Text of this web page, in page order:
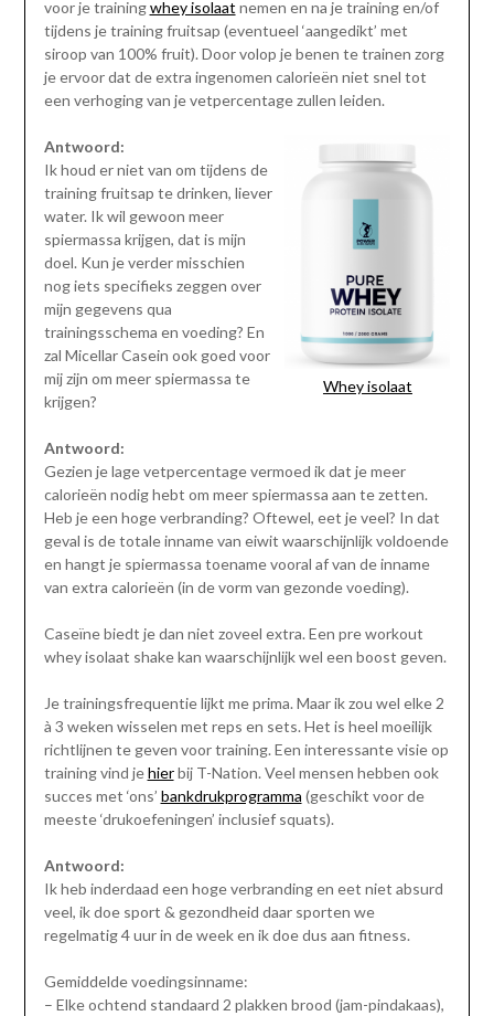
voor je trainingwhey isolaat nemen en na je training en/of
tijdens je training fruitsap (eventueel ‘aangedikt’ met
siroop van 100% fruit). Door volop je benen te trainen zorg
je ervoor dat de extra ingenomen calorieën niet snel tot
een verhoging van je vetpercentage zullen leiden.
Whey isolaat
Antwoord:
Ik houd er niet van om tijdens de
training fruitsap te drinken, liever
water. Ik wil gewoon meer
spiermassa krijgen, dat is mijn
doel. Kun je verder misschien
nog iets specifieks zeggen over
mijn gegevens qua
trainingsschema en voeding? En
zal Micellar Casein ook goed voor
mij zijn om meer spiermassa te
krijgen?
Antwoord:
Gezien je lage vetpercentage vermoed ik dat je meer
calorieën nodig hebt om meer spiermassa aan te zetten.
Heb je een hoge verbranding? Oftewel, eet je veel? In dat
geval is de totale inname van eiwit waarschijnlijk voldoende
en hangt je spiermassa toename vooral af van de inname
van extra calorieën (in de vorm van gezonde voeding).
Caseïne biedt je dan niet zoveel extra. Een pre workout
whey isolaat shake kan waarschijnlijk wel een boost geven.
Je trainingsfrequentie lijkt me prima. Maar ik zou wel elke 2
à 3 weken wisselen met reps en sets. Het is heel moeilijk
richtlijnen te geven voor training. Een interessante visie op
training vind jehierbij T-Nation. Veel mensen hebben ook
succes met ‘ons’ bankdrukprogramma (geschikt voor de
meeste ‘drukoefeningen’ inclusief squats).
Antwoord:
Ik heb inderdaad een hoge verbranding en eet niet absurd
veel, ik doe sport & gezondheid daar sporten we
regelmatig 4 uur in de week en ik doe dus aan fitness.
Gemiddelde voedingsinname:
– Elke ochtend standaard 2 plakken brood (jam-pindakaas),